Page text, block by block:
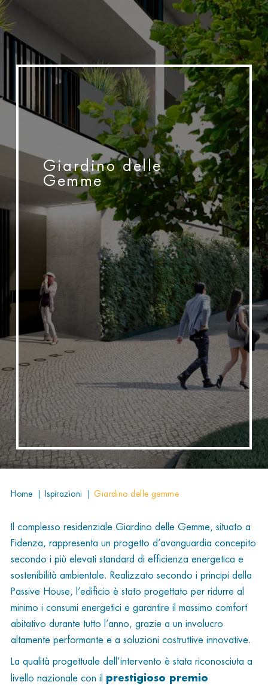
Giardino delle
Gemme
home | ispirazioni | giardino delle gemme
Il complesso residenziale Giardino delle Gemme, situato a
Fidenza, rappresenta un progetto d’avanguardia concepito
secondo i più elevati standard di efficienza energetica e
sostenibilità ambientale. Realizzato secondo i principi della
Passive House, l’edificio è stato progettato per ridurre al
minimo i consumi energetici e garantire il massimo comfort
abitativo durante tutto l’anno, grazie a un involucro
altamente performante e a soluzioni costruttive innovative.
La qualità progettuale dell’intervento è stata riconosciuta a
livello nazionale con il prestigioso premio